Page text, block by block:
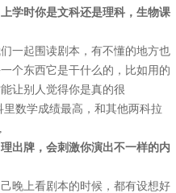
学时你是文科还是理科，生物课
一起围读剧本，有不懂的地方也
个东西它是干什么的，比如用的
让别人觉得你是真的很
数学成绩最高，和其他两科拉
。,
出牌，会刺激你演出不一样的内
晚上看剧本的时候，都有设想好